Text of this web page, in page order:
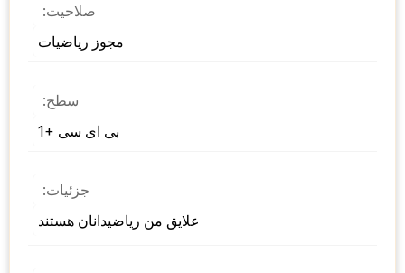
صلاحیت:
مجوز ریاضیات
سطح:
بی ای سی +1
جزئیات:
علایق من ریاضیدانان هستند